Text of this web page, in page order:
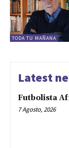
TODA TU MAÑANA
Latest
Futbolista
7 Agosto, 2026